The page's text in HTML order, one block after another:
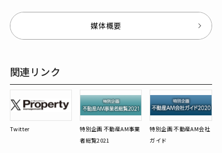
媒体概要
関連リンク
Twitter
特別企画 不動産AM事業
者総覧2021
特別企画 不動産AM会社
ガイド